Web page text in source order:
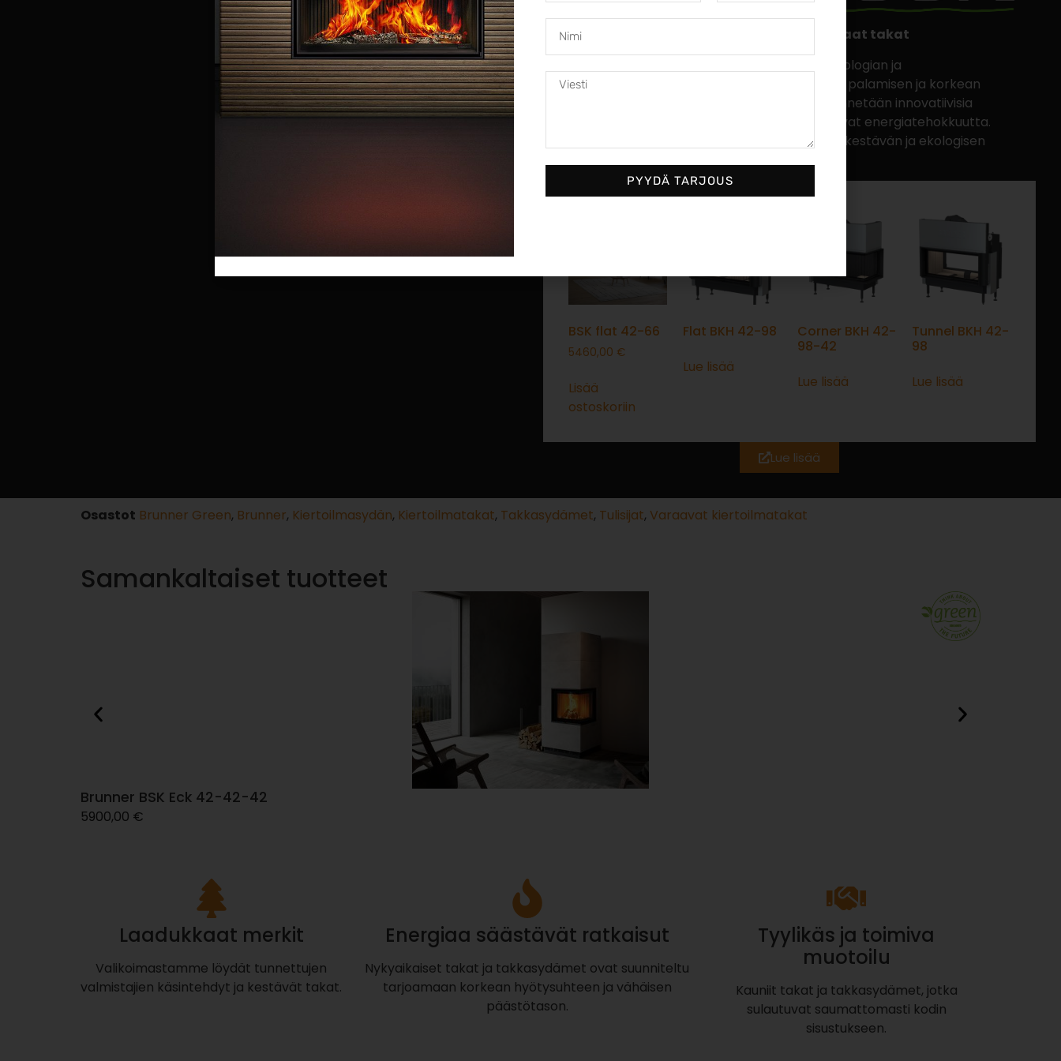
Brunner Green – Ekologiset ja energiatehokkaat takat
Brunner Green -takat yhdistävät modernin teknologian ja
ympäristöystävällisyyden tarjoten puhtaamman palamisen ja korkean
hyötysuhteen. Näissä varaavissa takoissa hyödynnetään innovatiivisia
ratkaisuja, jotka vähentävät päästöjä ja parantavat energiatehokkuutta.
Brunner Green on täydellinen valinta, kun haluat kestävän ja ekologisen
BSK flat 42-66
5460,00 €
Lisää
ostoskoriin
Flat BKH 42-98
Lue lisää
Corner BKH 42-
98-42
Lue lisää
Tunnel BKH 42-
98
Lue lisää
Lue lisää
Osastot Brunner Green, Brunner, Kiertoilmasydän, Kiertoilmatakat, Takkasydämet, Tulisijat, Varaavat kiertoilmatakat
Samankaltaiset tuotteet
Brunner BSK Eck 42-42-42
5900,00 €
Laadukkaat merkit
Valikoimastamme löydät tunnettujen
valmistajien käsintehdyt ja kestävät takat.
Energiaa säästävät ratkaisut
Nykyaikaiset takat ja takkasydämet ovat suunniteltu
tarjoamaan korkean hyötysuhteen ja vähäisen
päästötason.
Tyylikäs ja toimiva
muotoilu
Kauniit takat ja takkasydämet, jotka
sulautuvat saumattomasti kodin
sisustukseen.
PYYDÄ TARJOUS